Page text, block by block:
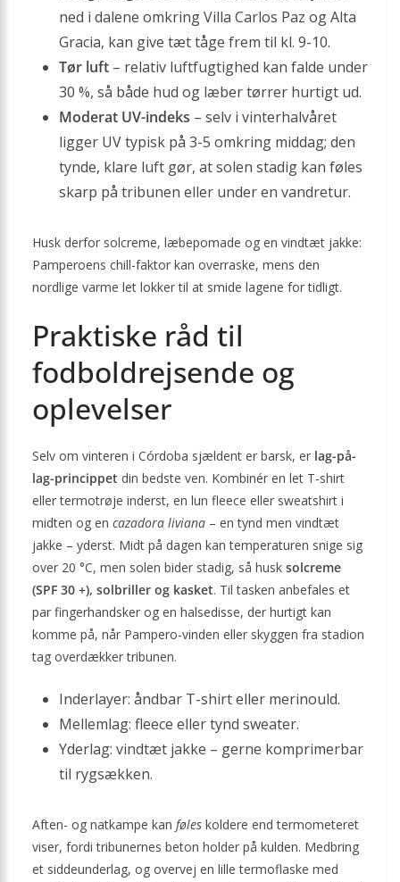
ned i dalene omkring Villa Carlos Paz og Alta
Gracia, kan give tæt tåge frem til kl. 9-10.
Tør luft – relativ luftfugtighed kan falde under
30 %, så både hud og læber tørrer hurtigt ud.
Moderat UV-indeks – selv i vinterhalvåret
ligger UV typisk på 3-5 omkring middag; den
tynde, klare luft gør, at solen stadig kan føles
skarp på tribunen eller under en vandretur.
Husk derfor solcreme, læbepomade og en vindtæt jakke:
Pamperoens chill-faktor kan overraske, mens den
nordlige varme let lokker til at smide lagene for tidligt.
Praktiske råd til
fodboldrejsende og
oplevelser
Selv om vinteren i Córdoba sjældent er barsk, er lag-på-
lag-princippet din bedste ven. Kombinér en let T-shirt
eller termotrøje inderst, en lun fleece eller sweatshirt i
midten og en cazadora liviana – en tynd men vindtæt
jakke – yderst. Midt på dagen kan temperaturen snige sig
over 20 °C, men solen bider stadig, så husk solcreme
(SPF 30 +), solbriller og kasket. Til tasken anbefales et
par fingerhandsker og en halsedisse, der hurtigt kan
komme på, når Pampero-vinden eller skyggen fra stadion
tag overdækker tribunen.
Inderlayer: åndbar T-shirt eller merinould.
Mellemlag: fleece eller tynd sweater.
Yderlag: vindtæt jakke – gerne komprimerbar
til rygsækken.
Aften- og natkampe kan føles koldere end termometeret
viser, fordi tribunernes beton holder på kulden. Medbring
et siddeunderlag, og overvej en lille termoflaske med